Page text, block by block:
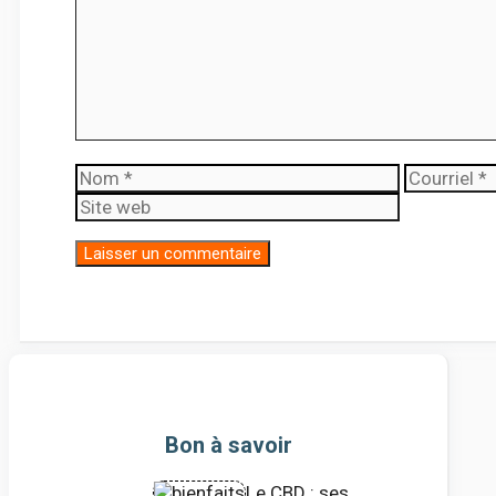
Nom Courriel
Bon à savoir